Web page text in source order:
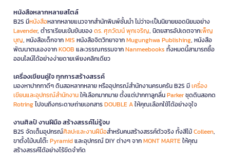
หนังสือหลากหลายสไตล์
B2S มีหนังสือหลากหลายแนวจากสำนักพิมพ์ชั้นนำ ไม่ว่าจะเป็นนิยายยอดนิยมอย่าง
Lavender, ตำราเรียนเข้มข้นของดร. ศุภวัฒน์ พุกเจริญ, นิตยสารอัปเดตจากเพ็ญ
บุญ, หนังสือเด็กจากMIS หนังสือจิตวิทยาจากMugunghwa Publishing, หนังสือ
พัฒนาตนเองจากKOOB และวรรณกรรมจากNanmeebooks ทั้งหมดนี้สามารถซื้อ
ออนไลน์ได้อย่างง่ายดายเพียงคลิกเดียว
เครื่องเขียนคู่ใจ ทุกการสร้างสรรค์
มองหาปากกาดีๆ ดินสอหลากหลาย หรืออุปกรณ์สำนักงานครบครัน B2S มีเครื่อง
เขียนและอุปกรณ์สำนักงานให้เลือกมากมาย ตั้งแต่ปากกาลูกลื่นParkerชุดดินสอกด
Rotringไปจนถึงกระดาษถ่ายเอกสารDOUBLE Aให้คุณเลือกใช้ได้อย่างจุใจ
งานศิลป์ งานฝีมือ สร้างสรรค์ไม่รู้จบ
B2S จัดเต็มอุปกรณ์ศิลปะและงานฝีมือสำหรับคนสร้างสรรค์ตัวจริง ทั้งสีไม้Colleen,
ขาตั้งไม้บนโต๊ะPyramidและอุปกรณ์ DIY ต่างๆ จากMONT MARTEให้คุณ
สร้างสรรค์ได้อย่างไร้ขีดจำกัด